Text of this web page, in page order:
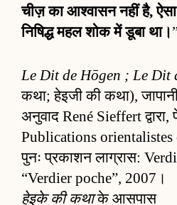
चीज़ का आश्वासन नहीं है,
निषिद्ध महल शोक में डूबा था।
Le Dit de Hōgen ; Le Dit
कथा; हेइजी की कथा),
अनुवाद René Sieffert द्वारा,
Publications orientalistes
पुनः प्रकाशन लाग्रास:
“Verdier poche”, 2007।
हेइके की कथाके आसपास